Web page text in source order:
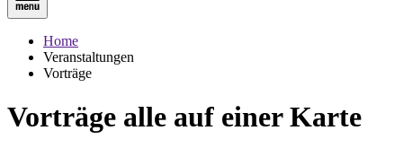
Home
Veranstaltungen
Vorträge
Vorträge alle auf einer Karte